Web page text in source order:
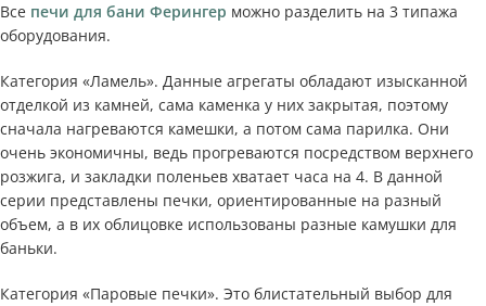
Все печи для бани Ферингер можно разделить на 3 типажа
оборудования.
Категория «Ламель». Данные агрегаты обладают изысканной
отделкой из камней, сама каменка у них закрытая, поэтому
сначала нагреваются камешки, а потом сама парилка. Они
очень экономичны, ведь прогреваются посредством верхнего
розжига, и закладки поленьев хватает часа на 4. В данной
серии представлены печки, ориентированные на разный
объем, а в их облицовке использованы разные камушки для
баньки.
Категория «Паровые печки». Это блистательный выбор для